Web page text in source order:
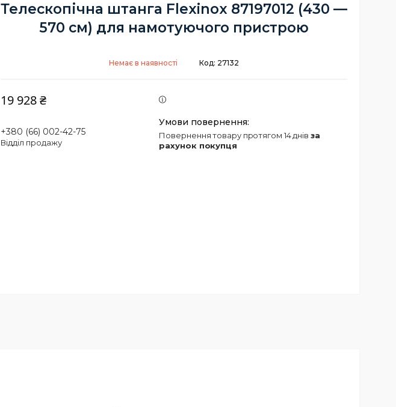
Телескопічна штанга Flexinox 87197012 (430 —
570 см) для намотуючого пристрою
Немає в наявності Код: 27132
19 928 ₴
+380 (66) 002-42-75
Відділ продажу
повернення товару протягом 14 днів за
рахунок покупця